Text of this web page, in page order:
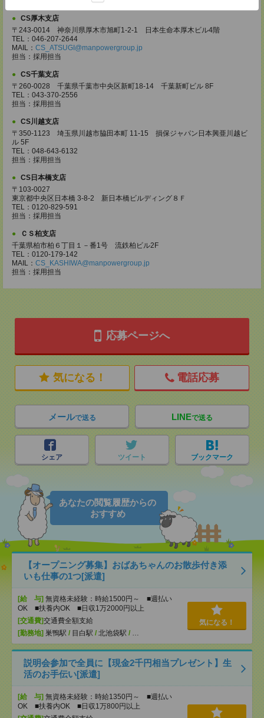
CS厚木支店
〒243-0014 神奈川県厚木市旭町1-2-1 日本生命本厚木ビル4階
TEL：046-207-2644
MAIL： CS_ATSUGI@manpowergroup.jp
担当：採用担当
CS千葉支店
〒260-0028 千葉県千葉市中央区新町18-14 千葉新町ビル 8F
TEL：043-370-2556
担当：採用担当
CS川越支店
〒350-1123 埼玉県川越市脇田本町 11-15 損保ジャパン日本興亜川越ビ
ル 5F
TEL：048-643-6132
担当：採用担当
CS日本橋支店
〒103-0027
東京都中央区日本橋 3-8-2 新日本橋ビルディング８Ｆ
TEL：0120-829-591
担当：採用担当
ＣＳ柏支店
千葉県柏市柏６丁目１－番1号 流鉄柏ビル2F
TEL：0120-179-142
MAIL： CS_KASHIWA@manpowergroup.jp
担当：採用担当
応募ページへ
気になる！ 電話応募
メールで送る LINEで送る
シェア ツイート ブックマーク
あなたの閲覧履歴からの
おすすめ
【オープニング募集】おばあちゃんのお散歩付き添
いも仕事の1つ[派遣]
[給 与] 無資格未経験：時給1500円～ ■週払い
OK ■扶養内OK ■日収1万2000円以上
[交通費]交通費全額支給
[勤務地] 巣鴨駅 / 目白駅 / 北池袋駅 / …
気になる！
説明会参加で全員に【現金2千円相当プレゼント】生
活のお手伝い[派遣]
[給 与] 無資格未経験：時給1350円～ ■週払い
OK ■扶養内OK ■日収1万800円以上